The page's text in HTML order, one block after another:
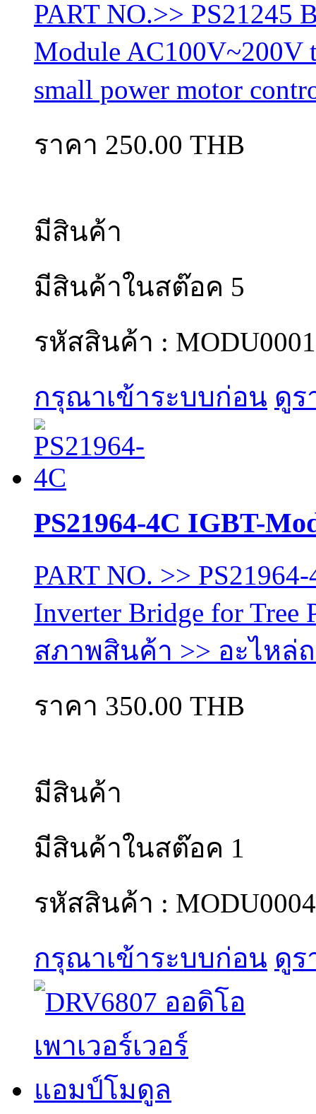
PART NO.>>
Module AC100V~200V
small power motor
ราคา 250.00 THB
มีสินค้า
มีสินค้าในสต๊อค 5
รหัสสินค้า : MODU0001
กรุณาเข้าระบบก่อน ดูร
PS21964-4C IGBT-
PART NO. >>
Inverter Bridge for Tree
สภาพสินค้า >> อะไหล่
ราคา 350.00 THB
มีสินค้า
มีสินค้าในสต๊อค 1
รหัสสินค้า : MODU0004
กรุณาเข้าระบบก่อน ดูร